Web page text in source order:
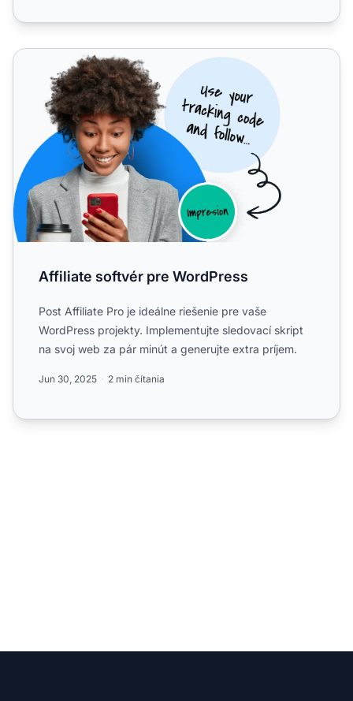
Affiliate softvér pre WordPress
Affiliate softvér pre WordPress
Post Affiliate Pro je ideálne riešenie pre vaše
WordPress projekty. Implementujte sledovací skript
na svoj web za pár minút a generujte extra príjem.
Jun 30, 2025 2 min čítania